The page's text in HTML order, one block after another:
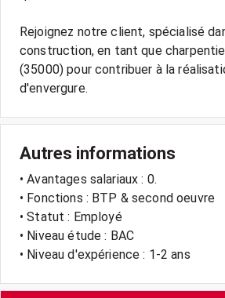
Rejoignez notre client, spécialisé
construction, en tant que
(35000) pour contribuer à la
Autres informations
• Avantages salariaux : 0.
• Fonctions : BTP & second oeuvre
• Statut : Employé
• Niveau étude : BAC
• Niveau d'expérience : 1-2 ans